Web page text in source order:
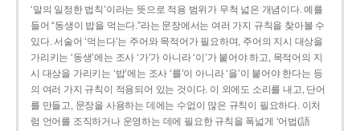
‘말의 일정한 법칙’이라는 뜻으로 적용 범위가 무척 넓은 개념이다. 예를
들어 “동생이 밥을 먹는다.”라는 문장에서는 여러 가지 규칙을 찾아볼 수
있다. 서술어 ‘먹는다’는 주어와 목적어가 필요하며, 주어의 지시 대상을
가리키는 ‘동생’에는 조사 ‘가’가 아니라 ‘이’가 붙어야 하고, 목적어의 지
시 대상을 가리키는 ‘밥’에는 조사 ‘를’이 아니라 ‘을’이 붙어야 한다는 등
의 여러 가지 규칙이 적용되어 있는 것이다. 이 외에도 소리를 내고, 단어
를 만들고, 문장을 사용하는 데에는 수없이 많은 규칙이 필요하다. 이처
럼 언어를 조직하거나 운영하는 데에 필요한 규칙을 폭넓게 ‘어법(語